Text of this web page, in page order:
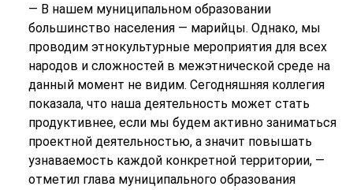
— В нашем муниципальном образовании
большинство населения — марийцы. Однако, мы
проводим этнокультурные мероприятия для всех
народов и сложностей в межэтнической среде на
данный момент не видим. Сегодняшняя коллегия
показала, что наша деятельность может стать
продуктивнее, если мы будем активно заниматься
проектной деятельностью, а значит повышать
узнаваемость каждой конкретной территории, —
отметил глава муниципального образования